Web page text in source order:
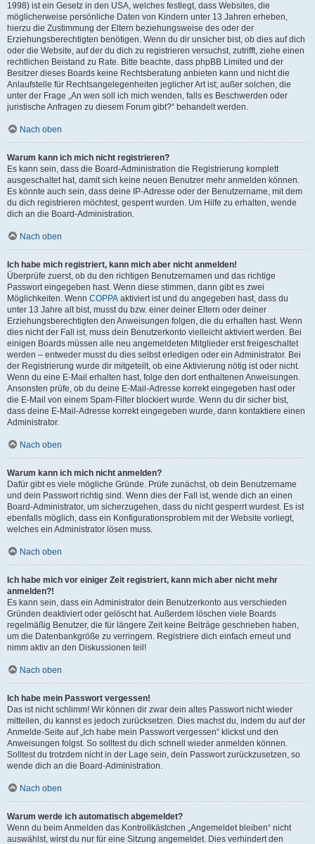
1998) ist ein Gesetz in den USA, welches festlegt, dass Websites, die
möglicherweise persönliche Daten von Kindern unter 13 Jahren erheben,
hierzu die Zustimmung der Eltern beziehungsweise des oder der
Erziehungsberechtigten benötigen. Wenn du dir unsicher bist, ob dies auf dich
oder die Website, auf der du dich zu registrieren versuchst, zutrifft, ziehe einen
rechtlichen Beistand zu Rate. Bitte beachte, dass phpBB Limited und der
Besitzer dieses Boards keine Rechtsberatung anbieten kann und nicht die
Anlaufstelle für Rechtsangelegenheiten jeglicher Art ist; außer solchen, die
unter der Frage „An wen soll ich mich wenden, falls es Beschwerden oder
juristische Anfragen zu diesem Forum gibt?“ behandelt werden.
Nach oben
Warum kann ich mich nicht registrieren?
Es kann sein, dass die Board-Administration die Registrierung komplett
ausgeschaltet hat, damit sich keine neuen Benutzer mehr anmelden können.
Es könnte auch sein, dass deine IP-Adresse oder der Benutzername, mit dem
du dich registrieren möchtest, gesperrt wurden. Um Hilfe zu erhalten, wende
dich an die Board-Administration.
Nach oben
Ich habe mich registriert, kann mich aber nicht anmelden!
Überprüfe zuerst, ob du den richtigen Benutzernamen und das richtige
Passwort eingegeben hast. Wenn diese stimmen, dann gibt es zwei
Möglichkeiten. Wenn COPPA aktiviert ist und du angegeben hast, dass du
unter 13 Jahre alt bist, musst du bzw. einer deiner Eltern oder deiner
Erziehungsberechtigten den Anweisungen folgen, die du erhalten hast. Wenn
dies nicht der Fall ist, muss dein Benutzerkonto vielleicht aktiviert werden. Bei
einigen Boards müssen alle neu angemeldeten Mitglieder erst freigeschaltet
werden – entweder musst du dies selbst erledigen oder ein Administrator. Bei
der Registrierung wurde dir mitgeteilt, ob eine Aktivierung nötig ist oder nicht.
Wenn du eine E-Mail erhalten hast, folge den dort enthaltenen Anweisungen.
Ansonsten prüfe, ob du deine E-Mail-Adresse korrekt eingegeben hast oder
die E-Mail von einem Spam-Filter blockiert wurde. Wenn du dir sicher bist,
dass deine E-Mail-Adresse korrekt eingegeben wurde, dann kontaktiere einen
Administrator.
Nach oben
Warum kann ich mich nicht anmelden?
Dafür gibt es viele mögliche Gründe. Prüfe zunächst, ob dein Benutzername
und dein Passwort richtig sind. Wenn dies der Fall ist, wende dich an einen
Board-Administrator, um sicherzugehen, dass du nicht gesperrt wurdest. Es ist
ebenfalls möglich, dass ein Konfigurationsproblem mit der Website vorliegt,
welches ein Administrator lösen muss.
Nach oben
Ich habe mich vor einiger Zeit registriert, kann mich aber nicht mehr
anmelden?!
Es kann sein, dass ein Administrator dein Benutzerkonto aus verschieden
Gründen deaktiviert oder gelöscht hat. Außerdem löschen viele Boards
regelmäßig Benutzer, die für längere Zeit keine Beiträge geschrieben haben,
um die Datenbankgröße zu verringern. Registriere dich einfach erneut und
nimm aktiv an den Diskussionen teil!
Nach oben
Ich habe mein Passwort vergessen!
Das ist nicht schlimm! Wir können dir zwar dein altes Passwort nicht wieder
mitteilen, du kannst es jedoch zurücksetzen. Dies machst du, indem du auf der
Anmelde-Seite auf „Ich habe mein Passwort vergessen“ klickst und den
Anweisungen folgst. So solltest du dich schnell wieder anmelden können.
Solltest du trotzdem nicht in der Lage sein, dein Passwort zurückzusetzen, so
wende dich an die Board-Administration.
Nach oben
Warum werde ich automatisch abgemeldet?
Wenn du beim Anmelden das Kontrollkästchen „Angemeldet bleiben“ nicht
auswählst, wirst du nur für eine Sitzung angemeldet. Dies verhindert den